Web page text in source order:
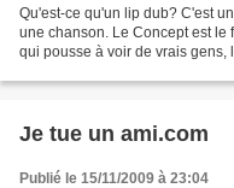
Qu'est-ce qu'un lip dub? C'est
une chanson. Le Concept est le
qui pousse à voir de vrais
Je tue un ami.com
Publié le 15/11/2009 à 23:04